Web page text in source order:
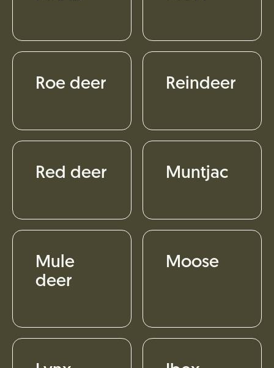
Roe deer Reindeer
Red deer Muntjac
Mule
deer
Moose